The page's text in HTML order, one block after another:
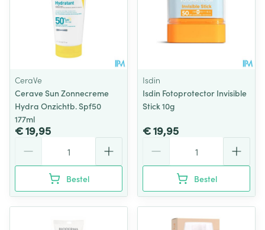
CeraVe
Cerave Sun Zonnecreme
Hydra Onzichtb. Spf50
177ml
€ 19,95
Bestel
Isdin
Isdin Fotoprotector Invisible
Stick 10g
€ 19,95
Bestel